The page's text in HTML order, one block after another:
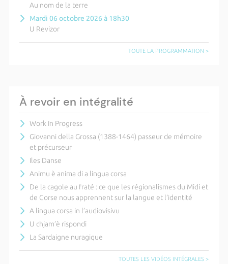
Au nom de la terre
Mardi 06 octobre 2026 à 18h30
U Revizor
TOUTE LA PROGRAMMATION >
À revoir en intégralité
Work In Progress
Giovanni della Grossa (1388-1464) passeur de mémoire
et précurseur
Iles Danse
Animu è anima di a lingua corsa
De la cagole au fraté : ce que les régionalismes du Midi et
de Corse nous apprennent sur la langue et l’identité
A lingua corsa in l’audiovisivu
U chjam’è rispondi
La Sardaigne nuragique
TOUTES LES VIDÉOS INTÉGRALES >